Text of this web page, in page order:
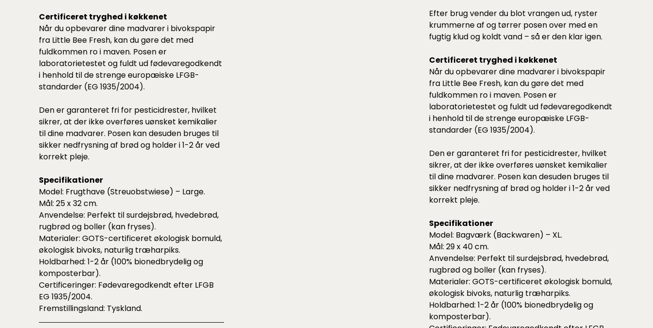
Certificeret tryghed i køkkenet
Når du opbevarer dine madvarer i bivokspapir
fra Little Bee Fresh, kan du gøre det med
fuldkommen ro i maven. Posen er
laboratorietestet og fuldt ud fødevaregodkendt
i henhold til de strenge europæiske LFGB-
standarder (EG 1935/2004).
Den er garanteret fri for pesticidrester, hvilket
sikrer, at der ikke overføres uønsket kemikalier
til dine madvarer. Posen kan desuden bruges til
sikker nedfrysning af brød og holder i 1-2 år ved
korrekt pleje.
Specifikationer
Model: Frugthave (Streuobstwiese) – Large.
Mål: 25 x 32 cm.
Anvendelse: Perfekt til surdejsbrød, hvedebrød,
rugbrød og boller (kan fryses).
Materialer: GOTS-certificeret økologisk bomuld,
økologisk bivoks, naturlig træharpiks.
Holdbarhed: 1-2 år (100% bionedbrydelig og
komposterbar).
Certificeringer: Fødevaregodkendt efter LFGB
EG 1935/2004.
Fremstillingsland: Tyskland.
Efter brug vender du blot vrangen ud, ryster
krummerne af og tørrer posen over med en
fugtig klud og koldt vand – så er den klar igen.
Certificeret tryghed i køkkenet
Når du opbevarer dine madvarer i bivokspapir
fra Little Bee Fresh, kan du gøre det med
fuldkommen ro i maven. Posen er
laboratorietestet og fuldt ud fødevaregodkendt
i henhold til de strenge europæiske LFGB-
standarder (EG 1935/2004).
Den er garanteret fri for pesticidrester, hvilket
sikrer, at der ikke overføres uønsket kemikalier
til dine madvarer. Posen kan desuden bruges til
sikker nedfrysning af brød og holder i 1-2 år ved
korrekt pleje.
Specifikationer
Model: Bagværk (Backwaren) – XL.
Mål: 29 x 40 cm.
Anvendelse: Perfekt til surdejsbrød, hvedebrød,
rugbrød og boller (kan fryses).
Materialer: GOTS-certificeret økologisk bomuld,
økologisk bivoks, naturlig træharpiks.
Holdbarhed: 1-2 år (100% bionedbrydelig og
komposterbar).